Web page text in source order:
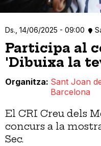
Ds., 14/06/2025 - 09:00
Participa al
'Dibuixa la
Organitza Sant Joan
Barcelona
El CRI Creu dels
concurs a la
Sec.